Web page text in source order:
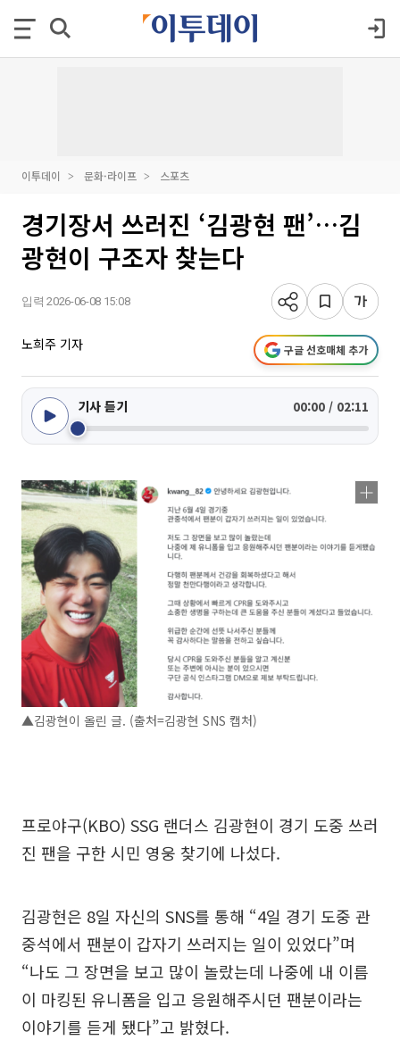
이투데이 문화·라이프 스포츠
경기장서 쓰러진 ‘김광현 팬’…김
광현이 구조자 찾는다
입력 2026-06-08 15:08
노희주 기자 구글 선호매체 추가
기사 듣기 00:00 / 02:11
▲김광현이 올린 글. (출처=김광현 SNS 캡처)
프로야구(KBO) SSG 랜더스 김광현이 경기 도중 쓰러
진 팬을 구한 시민 영웅 찾기에 나섰다.
김광현은 8일 자신의 SNS를 통해 “4일 경기 도중 관
중석에서 팬분이 갑자기 쓰러지는 일이 있었다”며
“나도 그 장면을 보고 많이 놀랐는데 나중에 내 이름
이 마킹된 유니폼을 입고 응원해주시던 팬분이라는
이야기를 듣게 됐다”고 밝혔다.